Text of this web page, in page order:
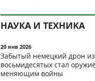
НАУКА И ТЕХНИКА
20 янв 2026
Забытый немецкий дрон из
восьмидесятых стал
меняющим войны